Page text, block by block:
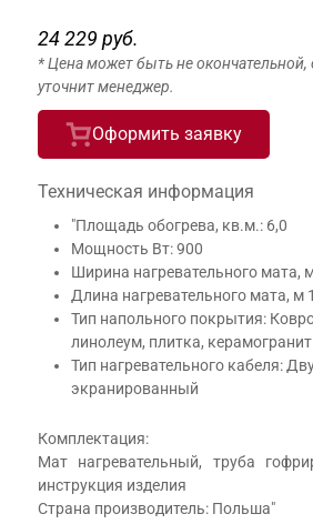
24 229 руб.
* Цена может быть не окончательной,
уточнит менеджер.
Оформить заявку
Техническая информация
"Площадь обогрева, кв.м.: 6,0
Мощность Вт: 900
Ширина нагревательного мата,
Длина нагревательного мата, м
Тип напольного покрытия:
линолеум, плитка, керамогранит
Тип нагревательного кабеля:
экранированный
Комплектация:
Мат нагревательный, труба
инструкция изделия
Страна производитель: Польша"